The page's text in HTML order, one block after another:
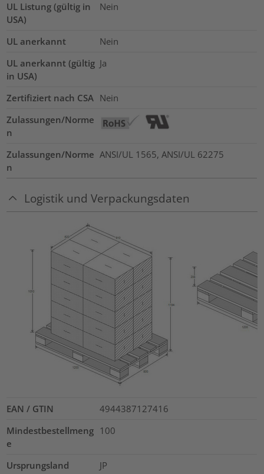
UL Listung (gültig in
USA)
Nein
UL anerkannt
Nein
UL anerkannt (gültig
in USA)
Ja
Zertifiziert nach CSA Nein
Zulassungen/Norme
n
Zulassungen/Norme
n
ANSI/UL 1565, ANSI/UL 62275
Logistik und Verpackungsdaten
EAN / GTIN
4944387127416
Mindestbestellmeng
e
100
Ursprungsland
JP